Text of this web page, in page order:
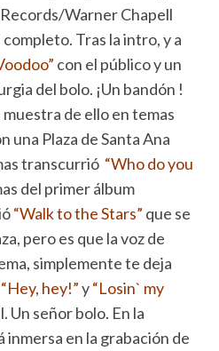
Warner Chapell
Tras la intro, y a
con el público y un
del bolo. ¡Un bandón !
de ello en temas
una Plaza de Santa Ana
transcurrió “Who do you
del primer álbum
“Walk to the Stars” que se
pero es que la voz de
simplemente te deja
hey!”y“Losin` my
Un señor bolo. En la
inmersa en la grabación de